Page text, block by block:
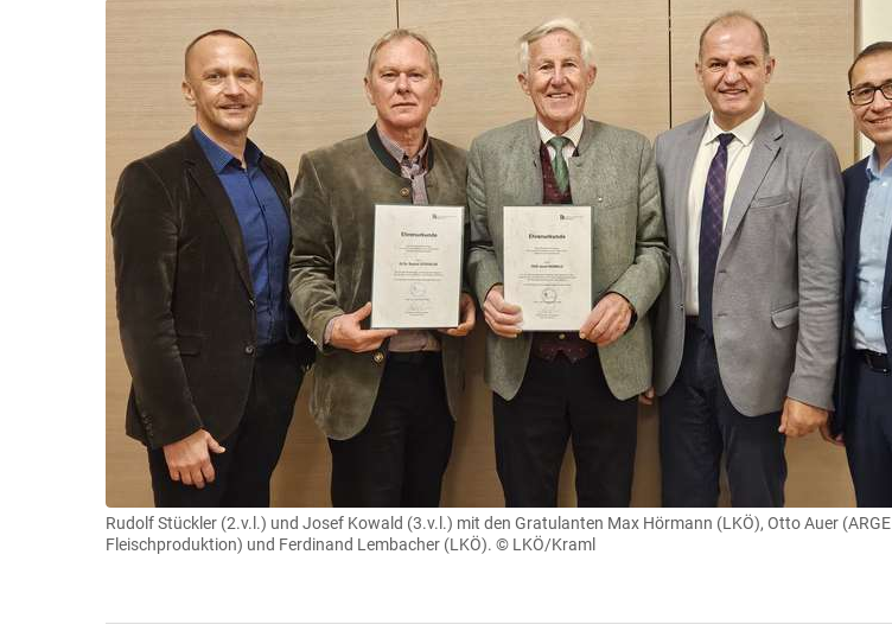
Rudolf Stückler (2.v.l.) und Josef Kowald (3.v.l.) mit den Gratulanten Max Hörmann (LKÖ), Otto Auer (ARGE
Fleischproduktion) und Ferdinand Lembacher (LKÖ). © LKÖ/Kraml